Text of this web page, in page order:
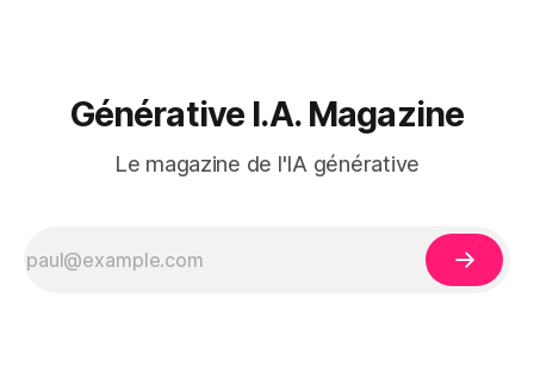
Générative I.A. Magazine
Le magazine de l'IA générative